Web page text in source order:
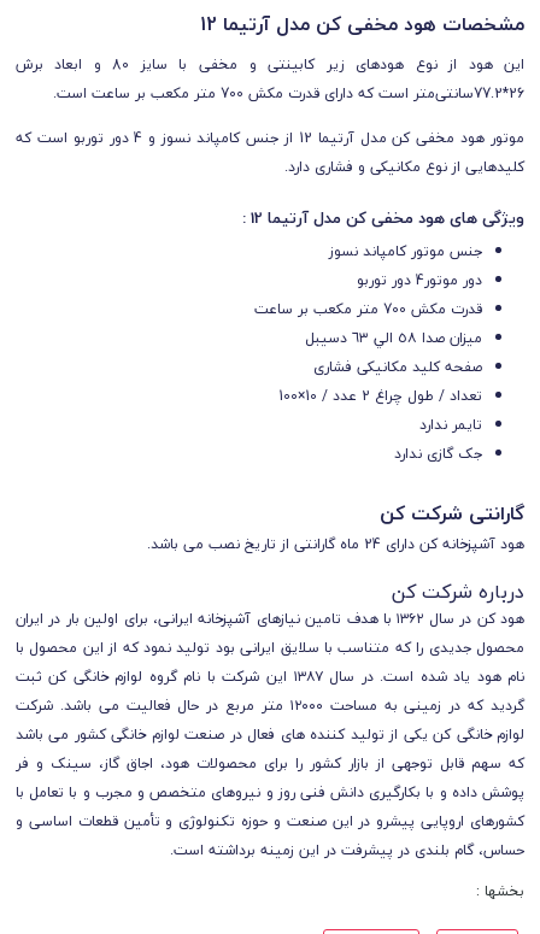
مشخصات هود مخفی کن مدل آرتیما 12
این هود از نوع هودهای زیر کابینتی و مخفی با سایز 80 و ابعاد برش
26*77.2سانتی‌متر است که دارای قدرت مکش 700 متر مکعب بر ساعت است.
موتور هود مخفی کن مدل آرتیما 12 از جنس کامپاند نسوز و 4 دور توربو است که
کلیدهایی از نوع مکانیکی و فشاری دارد.
ویژگی های هود مخفی کن مدل آرتیما 12 :
جنس موتور کامپاند نسوز
دور موتور4 دور توربو
قدرت مکش 700 متر مکعب بر ساعت
میزان صدا ٥٨ الي ٦٣ دسيبل
صفحه کلید مکانیکی فشاری
تعداد / طول چراغ 2 عدد / 10×100
تایمرندارد
جک گازی ندارد
گارانتی شرکت کن
هود آشپزخانه کن دارای 24 ماه گارانتی از تاریخ نصب می باشد.
درباره شرکت کن
هود کن در سال ۱۳۶۲ با هدف تامین نیازهای آشپزخانه ایرانی، برای اولین بار در ایران
محصول جدیدی را که متناسب با سلایق ایرانی بود تولید نمود که از این محصول با
نام هود یاد شده است.
در سال ۱۳۸۷ این شرکت با نام گروه لوازم خانگی کن ثبت
گردید که در زمینی به مساحت ۱۲۰۰۰ متر مربع در حال فعالیت می باشد. شرکت
لوازم خانگی کن یکی از تولید کننده های فعال در صنعت لوازم خانگی کشور می باشد
که سهم قابل توجهی از بازار کشور را برای محصولات هود، اجاق گاز، سینک و فر
پوشش داده و با بکارگیری دانش فنی روز و نیروهای متخصص و مجرب و با تعامل با
کشورهای اروپایی پیشرو در این صنعت و حوزه تکنولوژی و تأمین قطعات اساسی و
حساس، گام بلندی در پیشرفت در این زمینه برداشته است.
بخشها :